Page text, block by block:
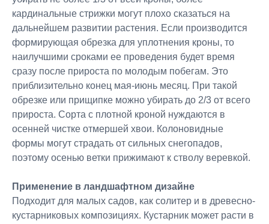
кардинальные стрижки могут плохо сказаться на
дальнейшем развитии растения. Если производится
формирующая обрезка для уплотнения кроны, то
наилучшими сроками ее проведения будет время
сразу после прироста по молодым побегам. Это
приблизительно конец мая-июнь месяц. При такой
обрезке или прищипке можно убирать до 2/3 от всего
прироста. Сорта с плотной кроной нуждаются в
осенней чистке отмершей хвои. Колоновидные
формы могут страдать от сильных снегопадов,
поэтому осенью ветки прижимают к стволу веревкой.
Применение в ландшафтном дизайне
Подходит для малых садов, как солитер и в древесно-
кустарниковых композициях. Кустарник может расти в